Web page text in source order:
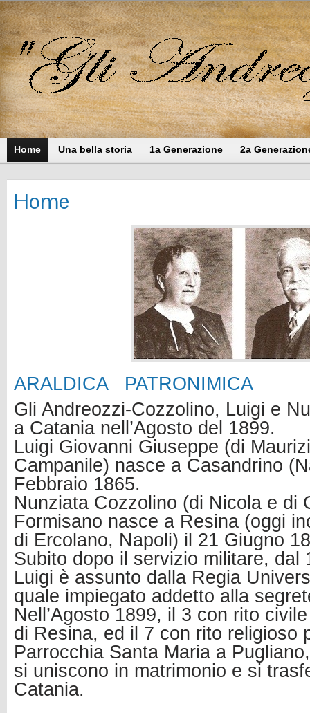
Home Una bella storia 1a Generazione 2a
Home
ARALDICA
PATRONIMICA
Gli Andreozzi-Cozzolino, Luigi e
a Catania nell’Agosto del 1899.
Luigi Giovanni Giuseppe (di
Campanile) nasce a Casandrino
Febbraio 1865.
Nunziata Cozzolino (di Nicola e di
Formisano nasce a Resina (oggi
di Ercolano, Napoli) il 21 Giugno
Subito dopo il servizio militare, dal
Luigi è assunto dalla Regia
quale impiegato addetto alla
Nell’Agosto 1899, il 3 con rito
di Resina, ed il 7 con rito religioso
Parrocchia Santa Maria a
si uniscono in matrimonio e si
Catania.